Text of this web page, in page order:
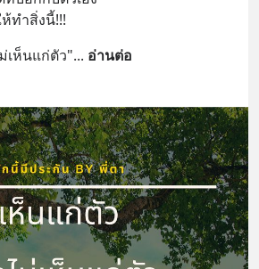
ทำสิ่งนี้!!!
เห็นแก่ตัว"... อ่านต่อ